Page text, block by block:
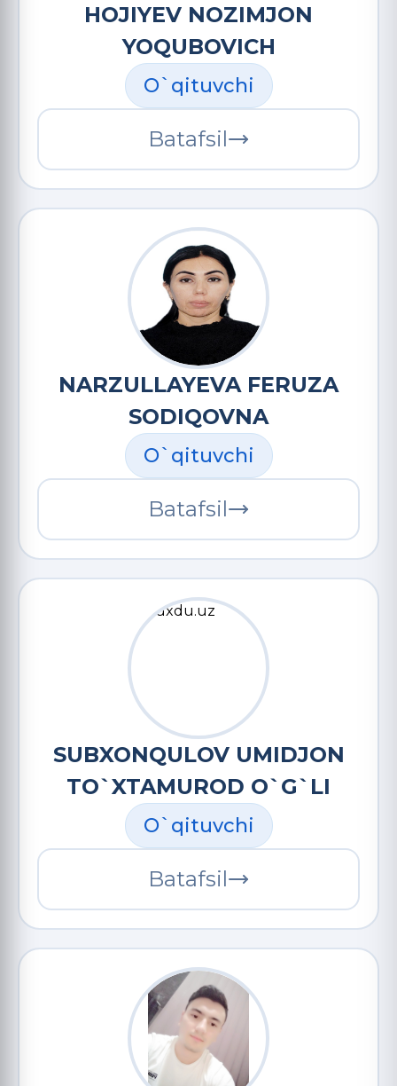
HOJIYEV NOZIMJON
YOQUBOVICH
O`qituvchi
Batafsil
NARZULLAYEVA FERUZA
SODIQOVNA
O`qituvchi
Batafsil
SUBXONQULOV UMIDJON
TO`XTAMUROD O`G`LI
O`qituvchi
Batafsil